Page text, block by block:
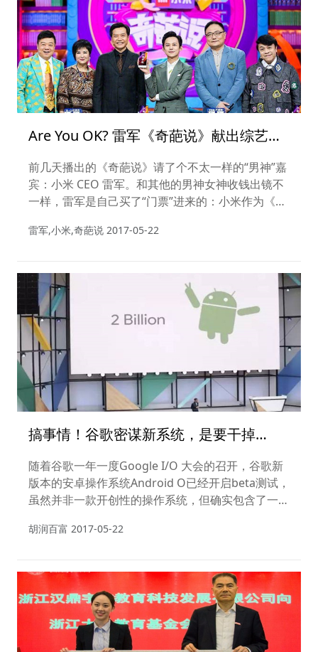
Are You OK? 雷军《奇葩说》献出综艺首
秀，不但狂砸1.4 亿冠名赞助费，还表示
下一季要涨价？！
前几天播出的《奇葩说》请了个不太一样的“男神”嘉
宾：小米 CEO 雷军。和其他的男神女神收钱出镜不
一样，雷军是自己买了“门票”进来的：小米作为《奇
该数字是 1.4 亿元）。雷军还在节目中表示之后的赞
爹”。
雷军,小米,奇葩说 2017-05-22
搞事情！谷歌密谋新系统，是要干掉
Android吗？
随着谷歌一年一度Google I/O 大会的召开，谷歌新
版本的安卓操作系统Android O已经开启beta测试，
虽然并非一款开创性的操作系统，但确实包含了一些
发一款名为“Fuchsia”的全新操作系统的消息，甚至
算用它来取代碎片化严重的Android系统。事实果真
如此吗，谷歌是否在下一盘更大的棋？
胡润百富 2017-05-22